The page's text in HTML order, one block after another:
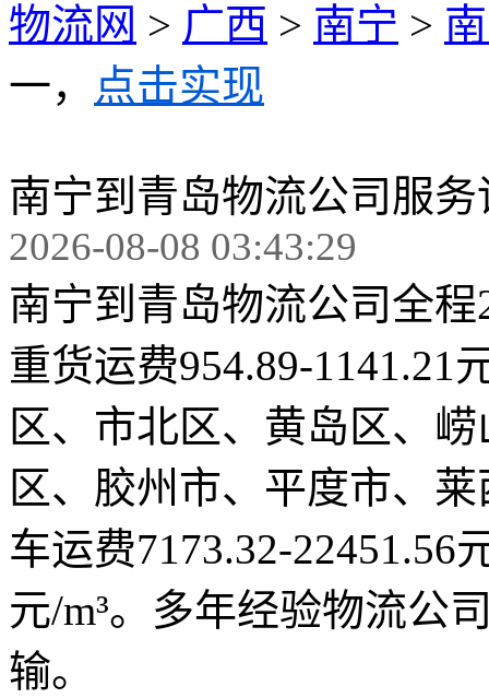
物流网 > 广西 > 南宁 >
一， 点击实现
南宁到青岛物流公司服务
2026-08-08 03:43:29
南宁到青岛物流公司全
重货运费954.89-1141.21
区、市北区、黄岛区、
区、胶州市、平度市、
车运费7173.32-22451.56
元/m³。多年经验物流公
输。